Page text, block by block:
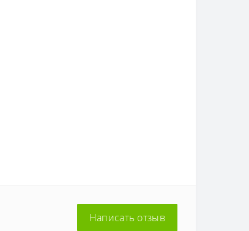
Написать отзыв